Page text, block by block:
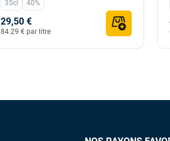
35cl
40%
29,50 €
84.29 € par litre